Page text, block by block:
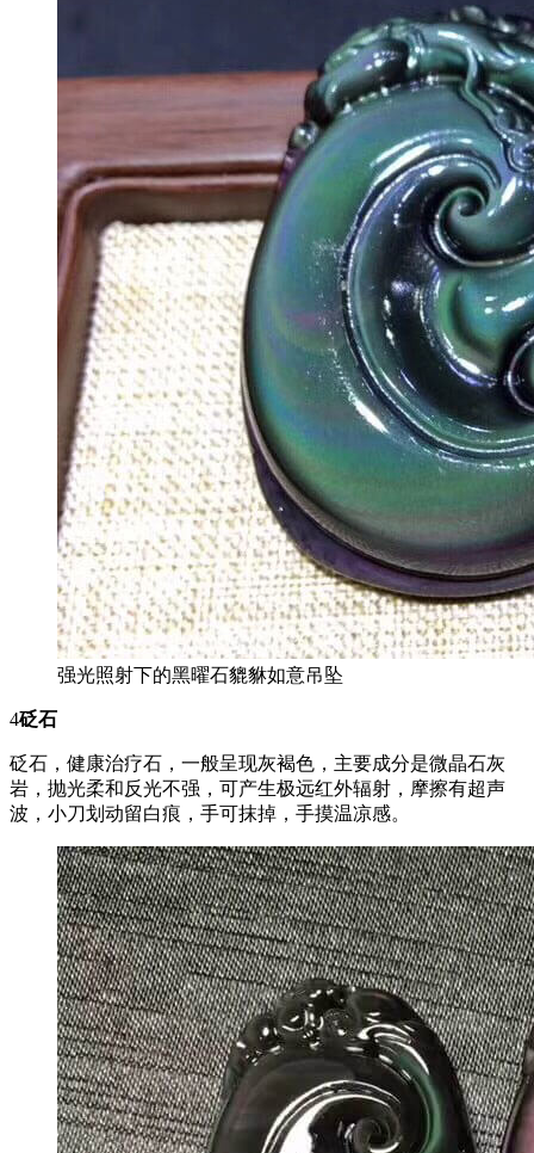
强光照射下的黑曜石貔貅如意吊坠
4砭石
砭石，健康治疗石，一般呈现灰褐色，主要成分是微晶石灰
岩，抛光柔和反光不强，可产生极远红外辐射，摩擦有超声
波，小刀划动留白痕，手可抹掉，手摸温凉感。